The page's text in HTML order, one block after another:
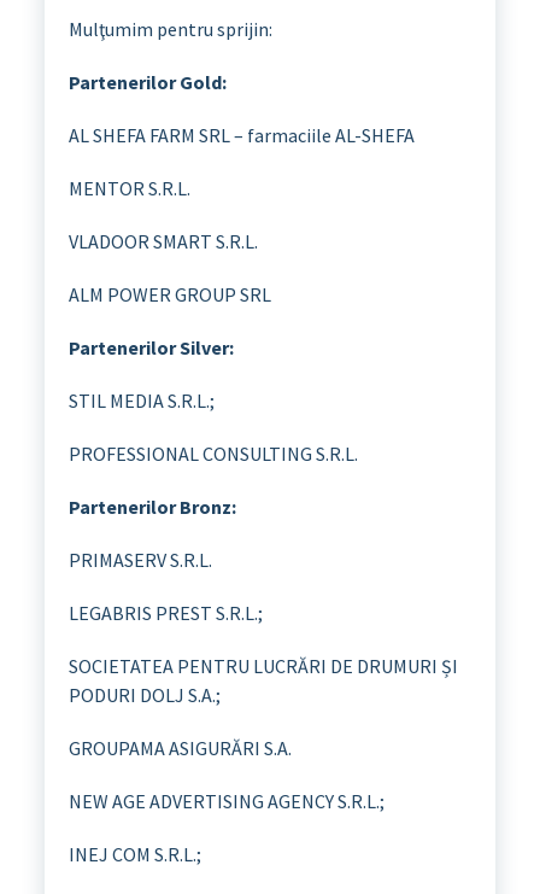
Mulţumim pentru sprijin:
Partenerilor Gold:
AL SHEFA FARM SRL – farmaciile AL-SHEFA
MENTOR S.R.L.
VLADOOR SMART S.R.L.
ALM POWER GROUP SRL
Partenerilor Silver:
STIL MEDIA S.R.L.;
PROFESSIONAL CONSULTING S.R.L.
Partenerilor Bronz:
PRIMASERV S.R.L.
LEGABRIS PREST S.R.L.;
SOCIETATEA PENTRU LUCRĂRI DE DRUMURI ȘI
PODURI DOLJ S.A.;
GROUPAMA ASIGURĂRI S.A.
NEW AGE ADVERTISING AGENCY S.R.L.;
INEJ COM S.R.L.;